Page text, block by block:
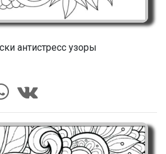
антистресс узоры